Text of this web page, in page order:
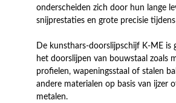
onderscheiden zich door hun lange
snijprestaties en grote precisie
De kunsthars-doorslijpschijf K-ME is
het doorslijpen van bouwstaal zoals
profielen, wapeningsstaal of stalen
andere materialen op basis van ijzer
metalen.